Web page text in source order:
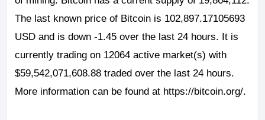
The last known price of Bitcoin is 102,897.17105693
USD and is down -1.45 over the last 24 hours. It is
currently trading on 12064 active market(s) with
$59,542,071,608.88 traded over the last 24 hours.
More information can be found at https://bitcoin.org/.